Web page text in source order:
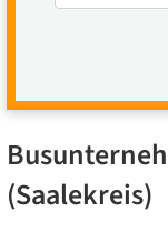
(Saalekreis)